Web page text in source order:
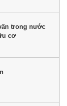
trong nước
cơ